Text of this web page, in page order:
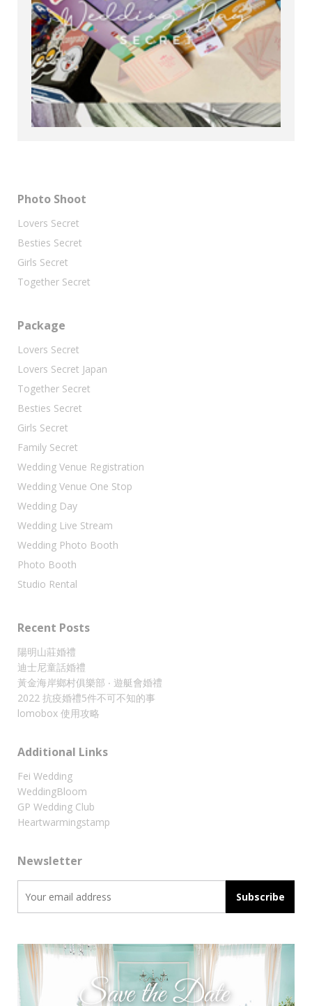
Photo Shoot
Lovers Secret
Besties Secret
Girls Secret
Together Secret
Package
Lovers Secret
Lovers Secret Japan
Together Secret
Besties Secret
Girls Secret
Family Secret
Wedding Venue Registration
Wedding Venue One Stop
Wedding Day
Wedding Live Stream
Wedding Photo Booth
Photo Booth
Studio Rental
Recent Posts
陽明山莊婚禮
迪士尼童話婚禮
黃金海岸鄉村俱樂部 ‧ 遊艇會婚禮
2022 抗疫婚禮5件不可不知的事
lomobox 使用攻略
Additional Links
Fei Wedding
WeddingBloom
GP Wedding Club
Heartwarmingstamp
Newsletter